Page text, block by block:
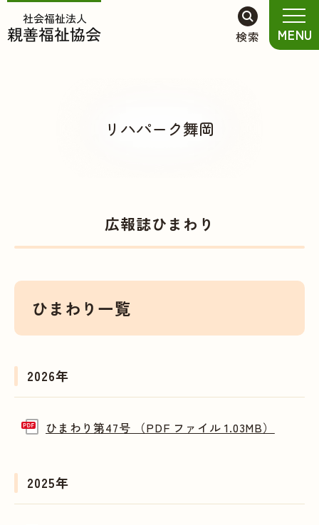
ロ
文
ー
ッ
検索 MENU
リハパーク舞岡
広報誌ひまわり
ひまわり一覧
2026年
ひまわり第47号 （PDF ファイル 1.03MB）
2025年